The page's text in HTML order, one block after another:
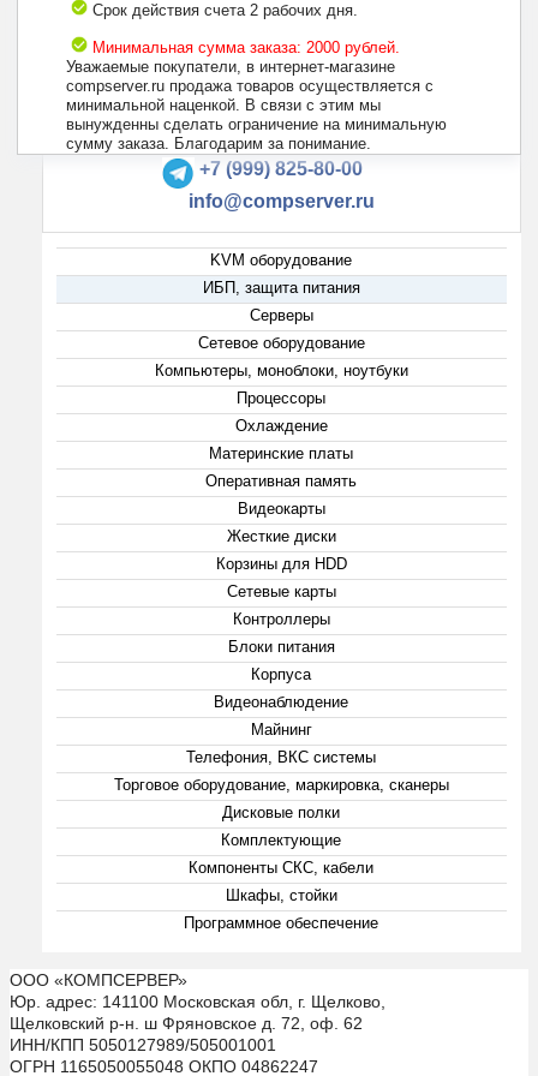
Срок действия счета 2 рабочих дня.
Минимальная сумма заказа: 2000 рублей.
Уважаемые покупатели, в интернет-магазине
compserver.ru продажа товаров осуществляется с
минимальной наценкой. В связи с этим мы
вынужденны сделать ограничение на минимальную
сумму заказа. Благодарим за понимание.
+7 (495) 223-13-47
+7 (999) 825-80-00
info@compserver.ru
KVM оборудование
ИБП, защита питания
Серверы
Сетевое оборудование
Компьютеры, моноблоки, ноутбуки
Процессоры
Охлаждение
Материнские платы
Оперативная память
Видеокарты
Жесткие диски
Корзины для HDD
Сетевые карты
Контроллеры
Блоки питания
Корпуса
Видеонаблюдение
Майнинг
Телефония, ВКС системы
Торговое оборудование, маркировка, сканеры
Дисковые полки
Комплектующие
Компоненты СКС, кабели
Шкафы, стойки
Программное обеспечение
ООО «КОМПСЕРВЕР»
Юр. адрес: 141100 Московская обл, г. Щелково,
Щелковский р-н. ш Фряновское д. 72, оф. 62
ИНН/КПП 5050127989/505001001
ОГРН 1165050055048 ОКПО 04862247